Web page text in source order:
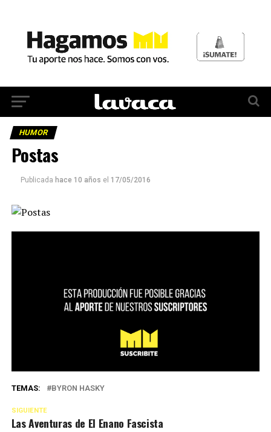
HUMOR
Postas
Publicada hace 10 años el 17/05/2016
TEMAS: BYRON HASKY
SIGUIENTE
Las Aventuras de El Enano Fascista